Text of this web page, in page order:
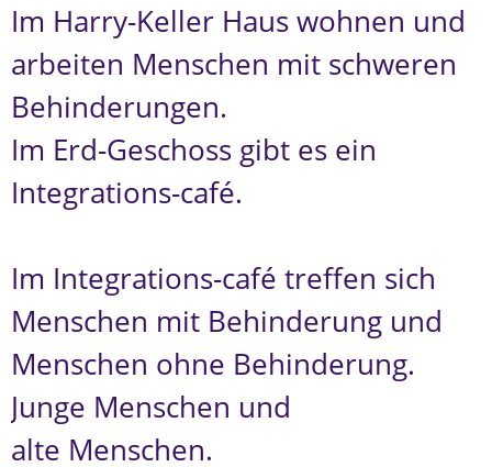
Im Harry-Keller Haus wohnen und
arbeiten Menschen mit schweren
Behinderungen.
Im Erd-Geschoss gibt es ein
Integrations-café.
Im Integrations-café treffen sich
Menschen mit Behinderung und
Menschen ohne Behinderung.
Junge Menschen und
alte Menschen.